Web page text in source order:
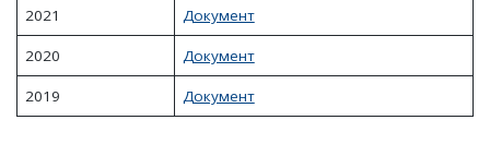
2021 Документ
2020 Документ
2019 Документ